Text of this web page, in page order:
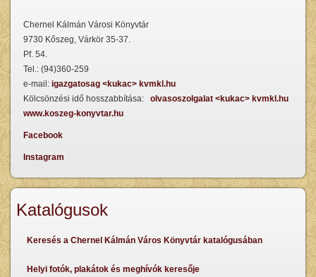
Chernel Kálmán Városi Könyvtár
9730 Kőszeg, Várkör 35-37.
Pf. 54.
Tel.: (94)360-259
e-mail: igazgatosag <kukac> kvmkl.hu
Kölcsönzési idő hosszabbítása: olvasoszolgalat <kukac> kvmkl.hu
www.koszeg-konyvtar.hu
Facebook
Instagram
Katalógusok
Keresés a Chernel Kálmán Város Könyvtár katalógusában
Helyi fotók, plakátok és meghívók keresője